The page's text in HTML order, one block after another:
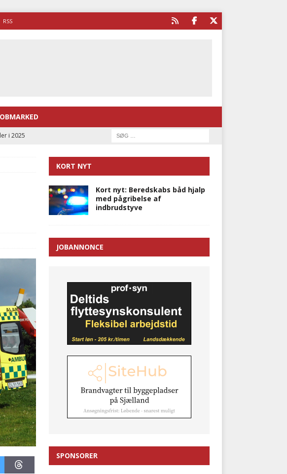
RSS
i 2025
over
KORT NYT
Kort nyt: Beredskabs båd hjalp
med pågribelse af
indbrudstyve
JOBANNONCE
SPONSORER